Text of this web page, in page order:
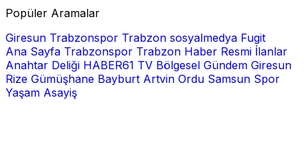
Popüler Aramalar
Giresun Trabzonspor Trabzon sosyalmedya Fugit
Ana Sayfa Trabzonspor Trabzon Haber Resmi İlanlar
Anahtar Deliği HABER61 TV Bölgesel Gündem Giresun
Rize Gümüşhane Bayburt Artvin Ordu Samsun Spor
Yaşam Asayiş